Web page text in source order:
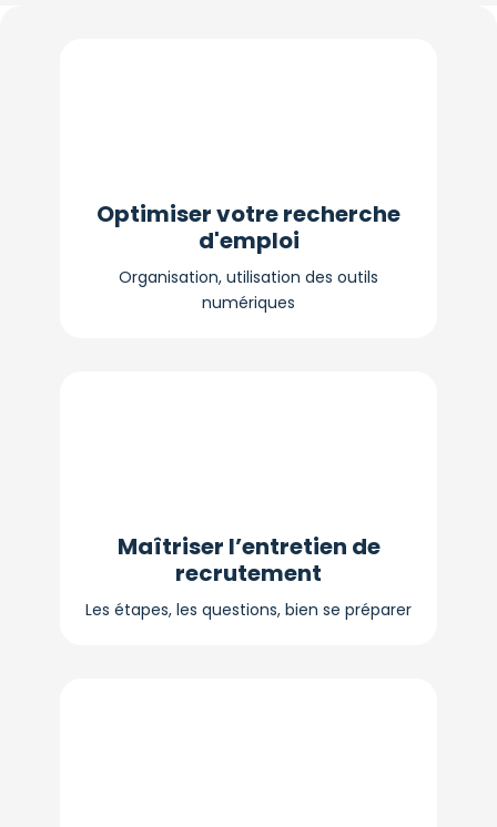
Optimiser votre recherche
d'emploi
Organisation, utilisation des outils
numériques
Maîtriser l’entretien de
recrutement
Les étapes, les questions, bien se préparer